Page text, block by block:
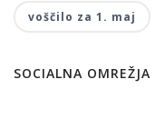
voščilo za 1. maj
SOCIALNA OMREŽJA